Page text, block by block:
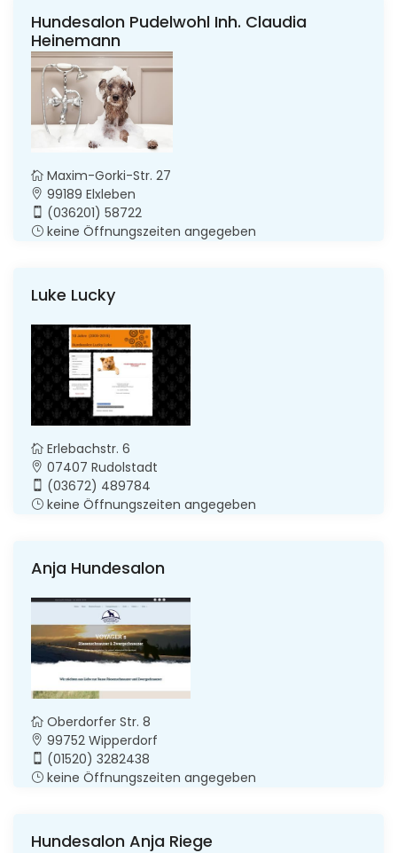
Hundesalon Pudelwohl Inh. Claudia
Heinemann
Maxim-Gorki-Str. 27
99189 Elxleben
(036201) 58722
keine Öffnungszeiten angegeben
Luke Lucky
Erlebachstr. 6
07407 Rudolstadt
(03672) 489784
keine Öffnungszeiten angegeben
Anja Hundesalon
Oberdorfer Str. 8
99752 Wipperdorf
(01520) 3282438
keine Öffnungszeiten angegeben
Hundesalon Anja Riege